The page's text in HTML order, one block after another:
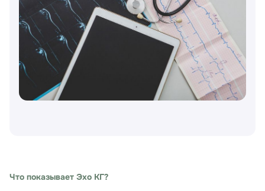
Что показывает Эхо КГ?